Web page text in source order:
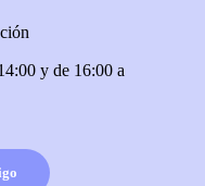
y de 16:00 a